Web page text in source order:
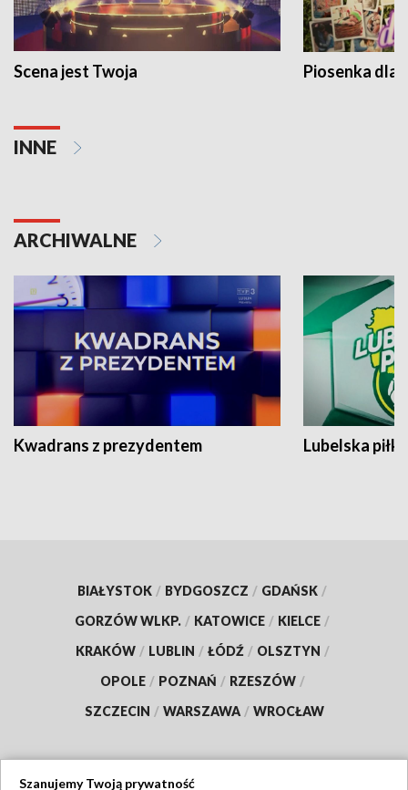
Scena jest Twoja Piosenka dla
INNE
ARCHIWALNE
Kwadrans z prezydentem Lubelska piłka
BIAŁYSTOK / BYDGOSZCZ / GDAŃSK /
GORZÓW WLKP. / KATOWICE / KIELCE /
KRAKÓW / LUBLIN / ŁÓDŹ / OLSZTYN /
OPOLE / POZNAŃ / RZESZÓW /
SZCZECIN / WARSZAWA / WROCŁAW
Szanujemy Twoją prywatność